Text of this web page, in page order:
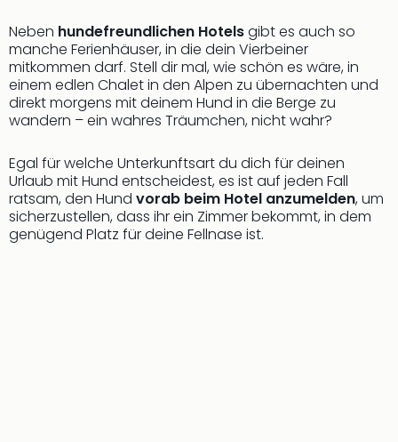
Neben hundefreundlichen Hotelsgibt es auch so
manche Ferienhäuser, in die dein Vierbeiner
mitkommen darf. Stell dir mal, wie schön es wäre, in
einem edlen Chalet in den Alpen zu übernachten und
direkt morgens mit deinem Hund in die Berge zu
wandern – ein wahres Träumchen, nicht wahr?
Egal für welche Unterkunftsart du dich für deinen
Urlaub mit Hund entscheidest, es ist auf jeden Fall
ratsam, den Hund vorab beim Hotel anzumelden, um
sicherzustellen, dass ihr ein Zimmer bekommt, in dem
genügend Platz für deine Fellnase ist.